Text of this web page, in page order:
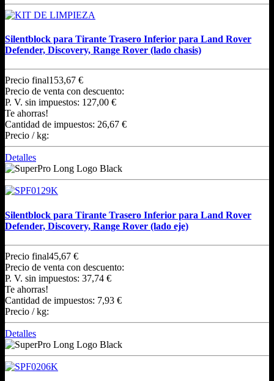
Silentblock para Tirante Trasero Inferior para Land Rover
Defender, Discovery, Range Rover (lado chasis)
Precio final153,67 €
Precio de venta con descuento:
P. V. sin impuestos: 127,00 €
Te ahorras!
Cantidad de impuestos: 26,67 €
Precio / kg:
Detalles
Silentblock para Tirante Trasero Inferior para Land Rover
Defender, Discovery, Range Rover (lado eje)
Precio final45,67 €
Precio de venta con descuento:
P. V. sin impuestos: 37,74 €
Te ahorras!
Cantidad de impuestos: 7,93 €
Precio / kg:
Detalles